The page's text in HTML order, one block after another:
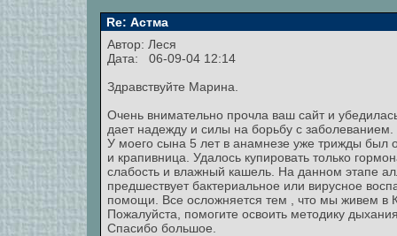
Re: Астма
Автор: Леся
Дата: 06-09-04 12:14
Здравствуйте Марина.
Очень внимательно прочла ваш сайт и
дает надежду и силы на борьбу с заболеванием.
У моего сына 5 лет в анамнезе уже трижды был
и крапивница. Удалось купировать только
слабость и влажный кашель. На данном этапе
предшествует бактериальное или вирусное
помощи. Все осложняется тем , что мы живем в
Пожалуйста, помогите освоить методику
Спасибо большое.